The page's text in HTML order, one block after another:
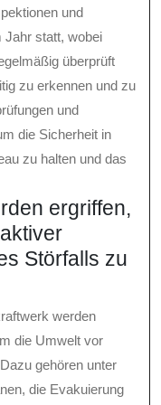
und
Jahr statt, wobei
überprüft
zu erkennen und zu
und
die Sicherheit in
zu halten und das
ergriffen,
Störfalls zu
werden
die Umwelt vor
gehören unter
die Evakuierung